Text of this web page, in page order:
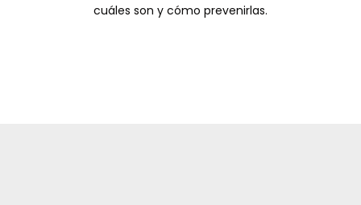
cuáles son y cómo prevenirlas.